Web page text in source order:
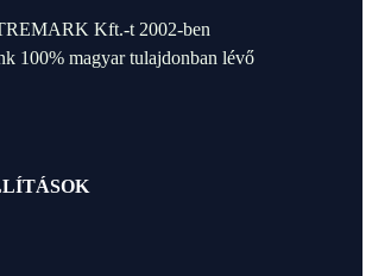
Kft.-t 2002-ben
100% magyar tulajdonban lévő